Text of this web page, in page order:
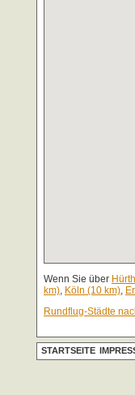
Wenn Sie über Hürth
km), Köln (10 km),
Rundflug-Städte
STARTSEITE